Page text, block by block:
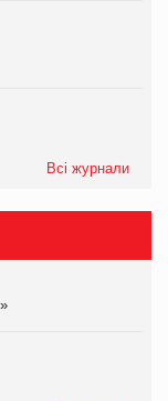
Всі журнали